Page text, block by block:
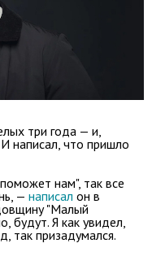
три года — и,
написал, что пришло
нам", так все
— написал он в
"Малый
будут. Я как увидел,
так призадумался.